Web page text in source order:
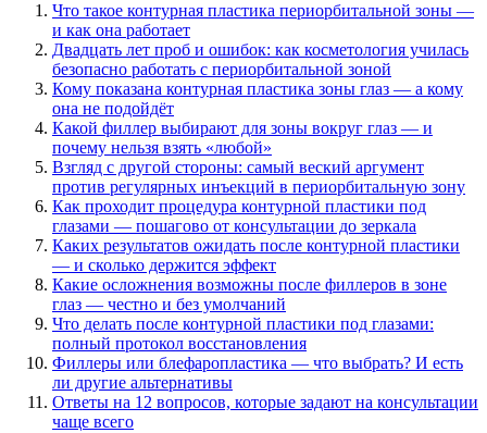
Что такое контурная пластика периорбитальной зоны —
и как она работает
Двадцать лет проб и ошибок: как косметология училась
безопасно работать с периорбитальной зоной
Кому показана контурная пластика зоны глаз — а кому
она не подойдёт
Какой филлер выбирают для зоны вокруг глаз — и
почему нельзя взять «любой»
Взгляд с другой стороны: самый веский аргумент
против регулярных инъекций в периорбитальную зону
Как проходит процедура контурной пластики под
глазами — пошагово от консультации до зеркала
Каких результатов ожидать после контурной пластики
— и сколько держится эффект
Какие осложнения возможны после филлеров в зоне
глаз — честно и без умолчаний
Что делать после контурной пластики под глазами:
полный протокол восстановления
Филлеры или блефаропластика — что выбрать? И есть
ли другие альтернативы
Ответы на 12 вопросов, которые задают на консультации
чаще всего